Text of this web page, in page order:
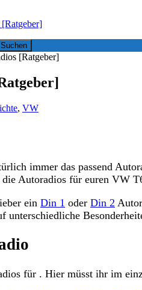
[Ratgeber]
, VW
immer das passend
Autoradios für euren VW
ein Din 1 oder Din 2
unterschiedliche
für . Hier müsst ihr im